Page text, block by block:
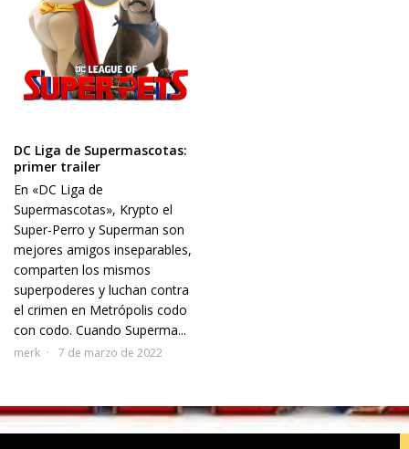
DC Liga de Supermascotas:
primer trailer
En «DC Liga de
Supermascotas», Krypto el
Super-Perro y Superman son
mejores amigos inseparables,
comparten los mismos
superpoderes y luchan contra
el crimen en Metrópolis codo
con codo. Cuando Superma...
merk 7 de marzo de 2022